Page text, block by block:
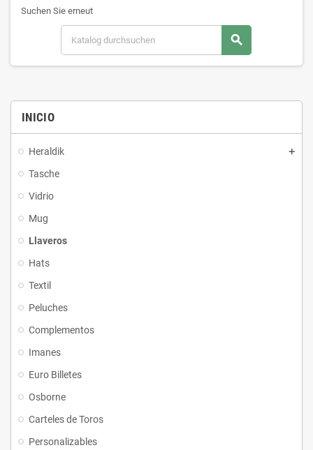
INICIO
Heraldik
Tasche
Vidrio
Mug
Llaveros
Hats
Textil
Peluches
Complementos
Imanes
Euro Billetes
Osborne
Carteles de Toros
Personalizables
Suchen Sie erneut
search